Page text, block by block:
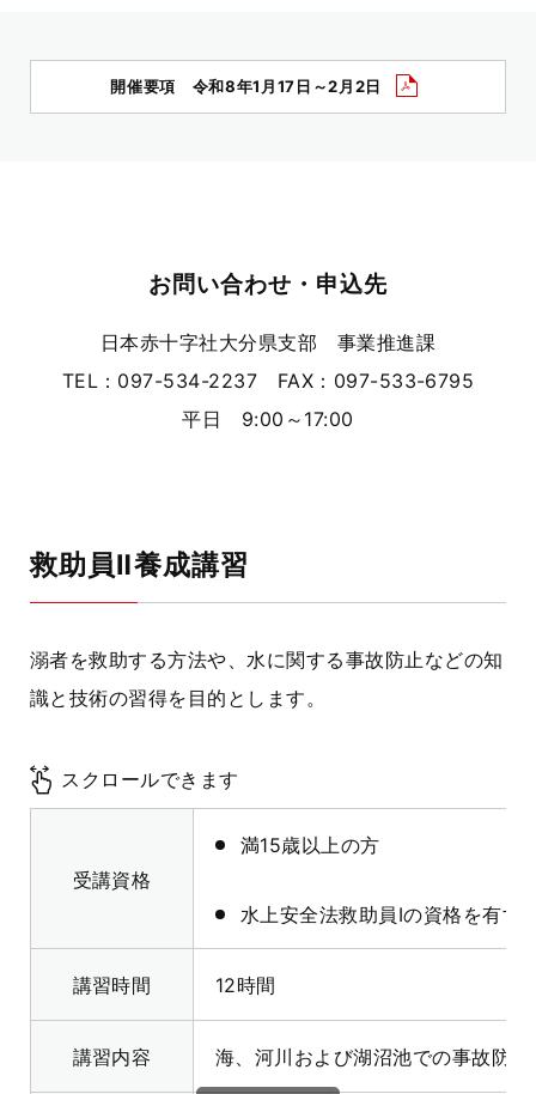
開催要項 令和8年1月17日～2月2日
お問い合わせ・申込先
日本赤十字社大分県支部 事業推進課
TEL：097-534-2237 FAX：097-533-6795
平日 9:00～17:00
救助員Ⅱ養成講習
溺者を救助する方法や、水に関する事故防止などの知
識と技術の習得を目的とします。
受講資格
満15歳以上の方
水上安全法救助員Ⅰの資格を有す
講習時間 12時間
講習内容 海、河川および湖沼池での事故防
スクロールできます